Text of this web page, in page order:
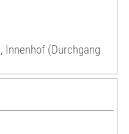
(Durchgang